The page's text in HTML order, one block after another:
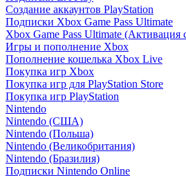
Создание аккаунтов PlayStation
Подписки Xbox Game Pass Ultimate
Xbox Game Pass Ultimate (Активация
Игры и пополнение Xbox
Пополнение кошелька Xbox Live
Покупка игр Xbox
Покупка игр для PlayStation Store
Покупка игр PlayStation
Nintendo
Nintendo (США)
Nintendo (Польша)
Nintendo (Великобритания)
Nintendo (Бразилия)
Подписки Nintendo Online